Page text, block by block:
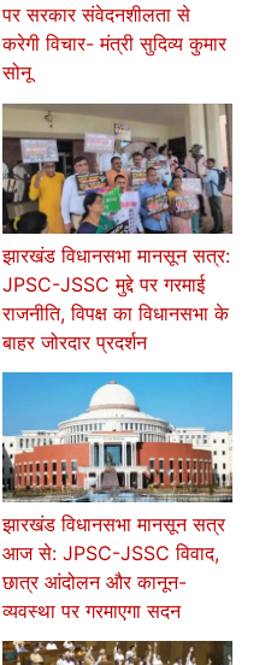
पर सरकार संवेदनशीलता से
करेगी विचार- मंत्री सुदिव्य कुमार
सोनू
झारखंड विधानसभा मानसून सत्र:
JPSC-JSSC मुद्दे पर गरमाई
राजनीति, विपक्ष का विधानसभा के
बाहर जोरदार प्रदर्शन
झारखंड विधानसभा मानसून सत्र
आज से: JPSC-JSSC विवाद,
छात्र आंदोलन और कानून-
व्यवस्था पर गरमाएगा सदन